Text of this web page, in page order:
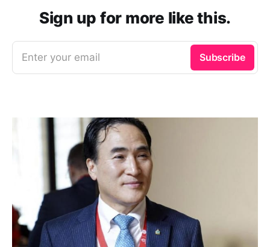
Sign up for more like this.
Enter your email Subscribe